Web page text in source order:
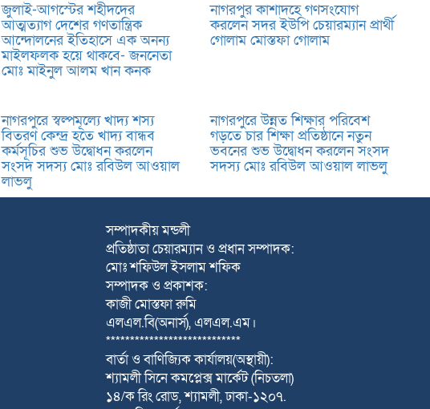
জুলাই-আগস্টের শহীদদের
আত্মত্যাগ দেশের গণতান্ত্রিক
আন্দোলনের ইতিহাসে এক অনন্য
মাইলফলক হয়ে থাকবে- জননেতা
মোঃ মাইনুল আলম খান কনক
নাগরপুর কাশাদহে গণসংযোগ
করলেন সদর ইউপি চেয়ারম্যান প্রার্থী
গোলাম মোস্তফা গোলাম
নাগরপুরে স্বল্পমূল্যে খাদ্য শস্য
বিতরণ কেন্দ্র হতে খাদ্য বান্ধব
কর্মসূচির শুভ উদ্বোধন করলেন
সংসদ সদস্য মোঃ রবিউল আওয়াল
লাভলু
নাগরপুরে উন্নত শিক্ষার পরিবেশ
গড়তে চার শিক্ষা প্রতিষ্ঠানে নতুন
ভবনের শুভ উদ্বোধন করলেন সংসদ
সদস্য মোঃ রবিউল আওয়াল লাভলু
সম্পাদকীয় মন্ডলী
প্রতিষ্ঠাতা চেয়ারম্যান ও প্রধান সম্পাদক:
মোঃ শফিউল ইসলাম শফিক
সম্পাদক ও প্রকাশক:
কাজী মোস্তফা রুমি
এলএল.বি(অনার্স), এলএল.এম।
****************************
বার্তা ও বাণিজ্যিক কার্যালয়(অস্থায়ী):
শ্যামলী সিনে কমপ্লেক্স মার্কেট (নিচতলা)
১৪/ক রিং রোড, শ্যামলী, ঢাকা-১২০৭.